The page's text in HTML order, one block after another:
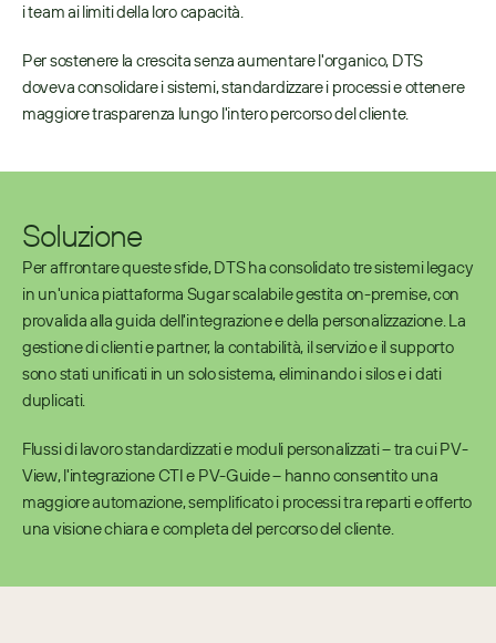
i team ai limiti della loro capacità.
Per sostenere la crescita senza aumentare l'organico, DTS
doveva consolidare i sistemi, standardizzare i processi e ottenere
maggiore trasparenza lungo l'intero percorso del cliente.
Soluzione
Per affrontare queste sfide, DTS ha consolidato tre sistemi legacy
in un'unica piattaforma Sugar scalabile gestita on-premise, con
provalida alla guida dell'integrazione e della personalizzazione. La
gestione di clienti e partner, la contabilità, il servizio e il supporto
sono stati unificati in un solo sistema, eliminando i silos e i dati
duplicati.
Flussi di lavoro standardizzati e moduli personalizzati – tra cui PV-
View, l'integrazione CTI e PV-Guide – hanno consentito una
maggiore automazione, semplificato i processi tra reparti e offerto
una visione chiara e completa del percorso del cliente.